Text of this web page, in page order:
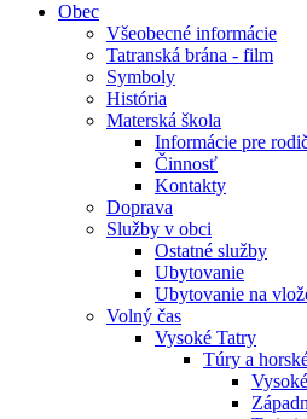
Obec
Všeobecné informácie
Tatranská brána - film
Symboly
História
Materská škola
Informácie pre
Činnosť
Kontakty
Doprava
Služby v obci
Ostatné služby
Ubytovanie
Ubytovanie na
Volný čas
Vysoké Tatry
Túry a